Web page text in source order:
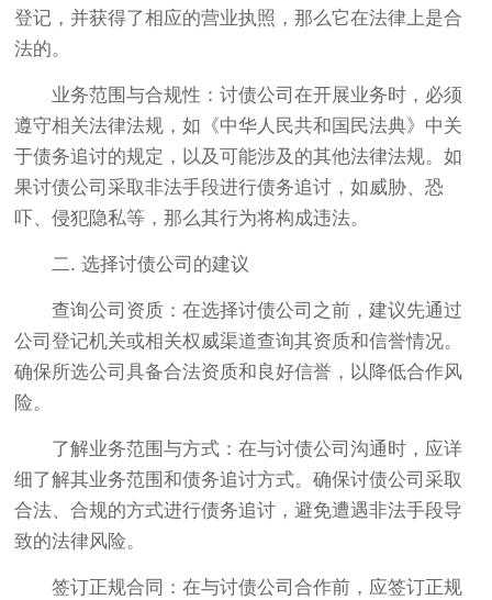
登记，并获得了相应的营业执照，那么它在法律上是合
法的。
‌业务范围与合规性‌：讨债公司在开展业务时，必须
遵守相关法律法规，如《中华人民共和国民法典》中关
于债务追讨的规定，以及可能涉及的其他法律法规。如
果讨债公司采取非法手段进行债务追讨，如威胁、恐
吓、侵犯隐私等，那么其行为将构成违法。
二. ‌选择讨债公司的建议‌
‌查询公司资质‌：在选择讨债公司之前，建议先通过
公司登记机关或相关权威渠道查询其资质和信誉情况。
确保所选公司具备合法资质和良好信誉，以降低合作风
险。
‌了解业务范围与方式‌：在与讨债公司沟通时，应详
细了解其业务范围和债务追讨方式。确保讨债公司采取
合法、合规的方式进行债务追讨，避免遭遇非法手段导
致的法律风险。
‌签订正规合同‌：在与讨债公司合作前，应签订正规